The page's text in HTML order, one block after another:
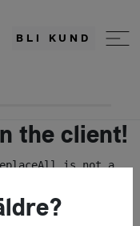
BLI KUND
the client!
is not a